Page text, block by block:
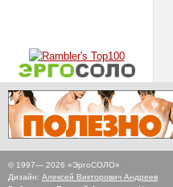
© 1997— 2026 «ЭргоСОЛО»
Дизайн: Алексей Викторович Андреев